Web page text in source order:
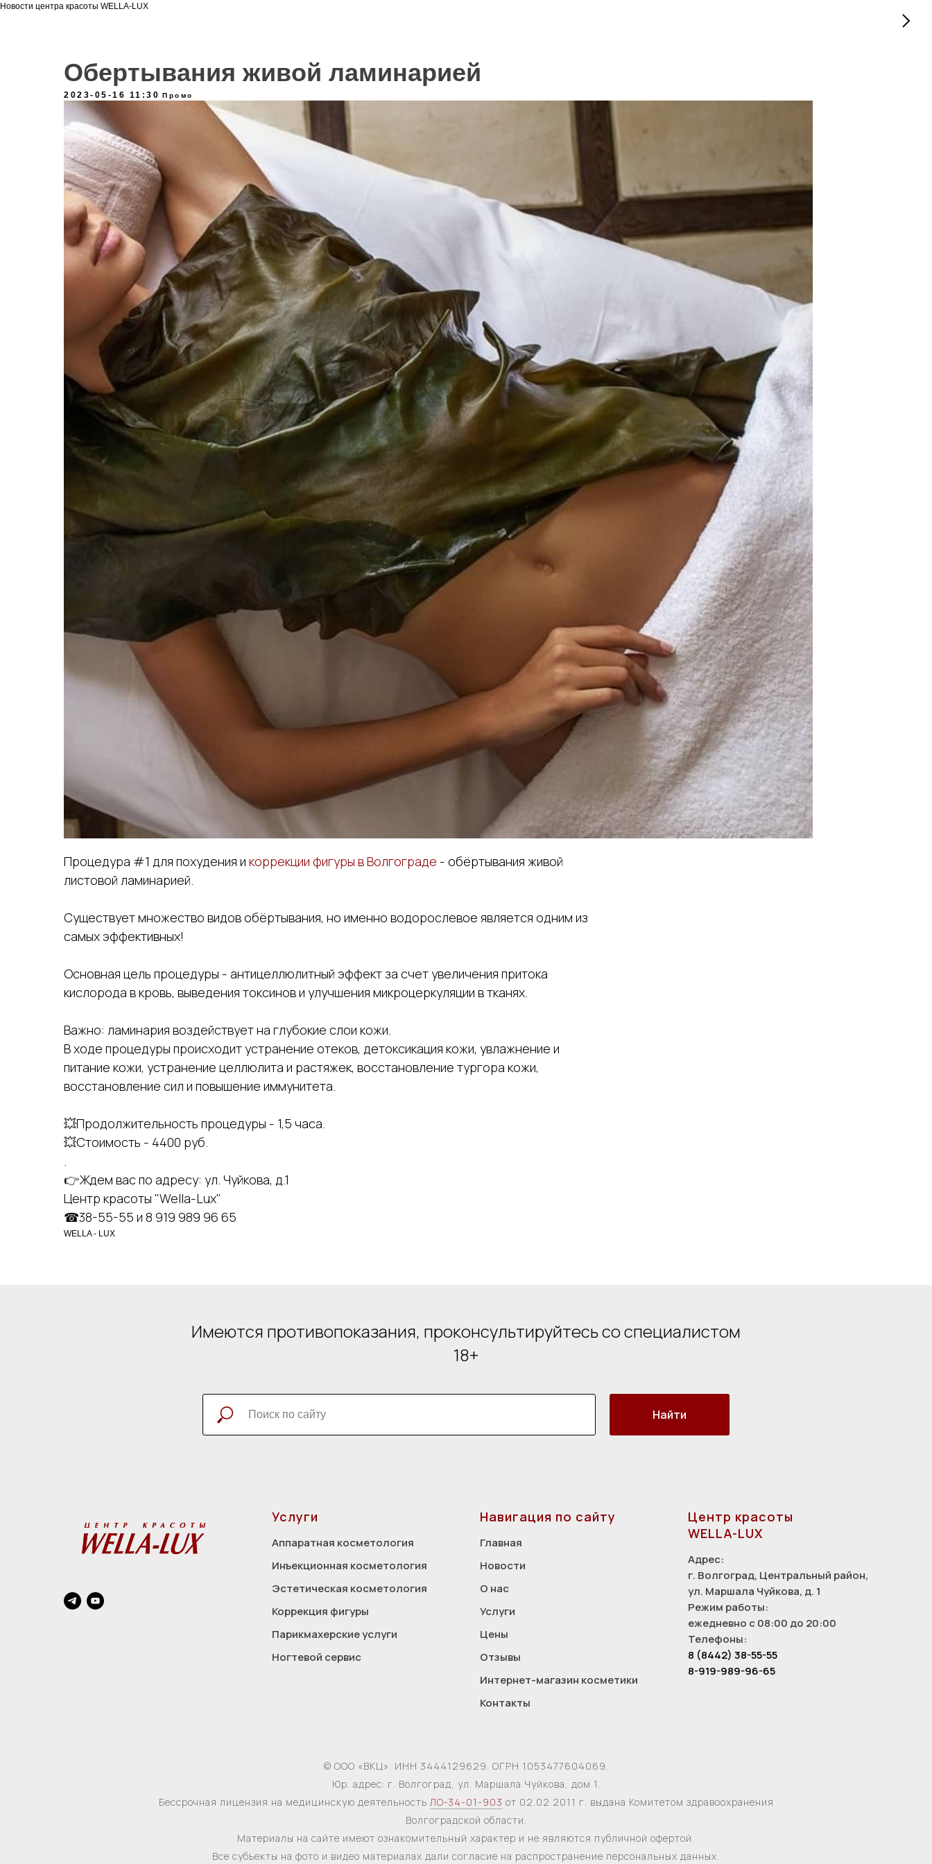
Новости центра красоты WELLA-LUX
Обертывания живой ламинарией
2023-05-16 11:30 Промо
Процедура #1 для похудения и коррекции фигуры в Волгограде - обёртывания живой
листовой ламинарией.
Существует множество видов обёртывания, но именно водорослевое является одним из
самых эффективных!
Основная цель процедуры - антицеллюлитный эффект за счет увеличения притока
кислорода в кровь, выведения токсинов и улучшения микроцеркуляции в тканях.
Важно: ламинария воздействует на глубокие слои кожи.
В ходе процедуры происходит устранение отеков, детоксикация кожи, увлажнение и
питание кожи, устранение целлюлита и растяжек, восстановление тургора кожи,
восстановление сил и повышение иммунитета.
💥Продолжительность процедуры - 1,5 часа.
💥Стоимость - 4400 руб.
.
👉Ждем вас по адресу: ул. Чуйкова, д.1
Центр красоты "Wella-Lux"
☎38-55-55 и 8 919 989 96 65
WELLA - LUX
Имеются противопоказания, проконсультируйтесь со специалистом
18+
Найти
Услуги
Аппаратная косметология
Инъекционная косметология
Эстетическая косметология
Коррекция фигуры
Парикмахерские услуги
Ногтевой сервис
Навигация по сайту
Главная
Новости
О нас
Услуги
Цены
Отзывы
Интернет-магазин косметики
Контакты
Центр красоты
WELLA-LUX
Адрес:
г. Волгоград, Центральный район,
ул. Маршала Чуйкова, д. 1
Режим работы:
ежедневно с 08:00 до 20:00
Телефоны:
8 (8442) 38-55-55
8-919-989-96-65
© ООО «ВКЦ». ИНН 3444129629. ОГРН 1053477604069.
Юр. адрес: г. Волгоград, ул. Маршала Чуйкова, дом 1.
Бессрочная лицензия на медицинскую деятельность ЛО-34-01-903 от 02.02.2011 г. выдана Комитетом здравоохранения
Волгоградской области.
Материалы на сайте имеют ознакомительный характер и не являются публичной офертой.
Все субъекты на фото и видео материалах дали согласие на распространение персональных данных.